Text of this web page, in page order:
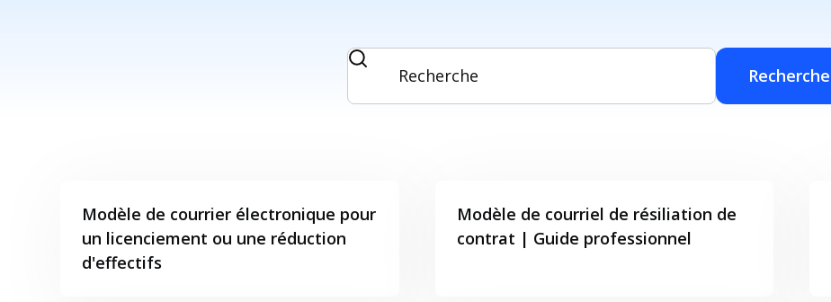
Recherche
Modèle de courrier électronique pour
un licenciement ou une réduction
d'effectifs
Modèle de courriel de résiliation de
contrat | Guide professionnel